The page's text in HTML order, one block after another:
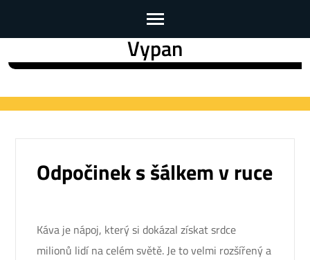
to
(Press
Vypan
Odpočinek s šálkem v ruce
Káva je nápoj, který si dokázal získat srdce
milionů lidí na celém světě. Je to velmi rozšířený a